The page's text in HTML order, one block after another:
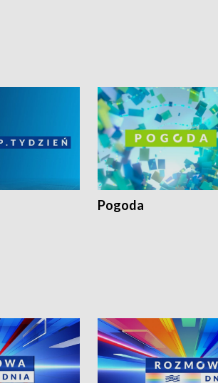
Pogoda